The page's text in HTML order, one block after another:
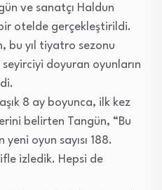
ve sanatçı Haldun
otelde gerçekleştirildi.
bu yıl tiyatro sezonu
doyuran oyunların
8 ay boyunca, ilk kez
belirten Tangün, “Bu
oyun sayısı 188.
izledik. Hepsi de